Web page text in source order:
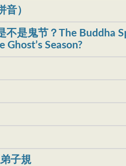
音）
不是鬼节？The Buddha
Season?
弟子規